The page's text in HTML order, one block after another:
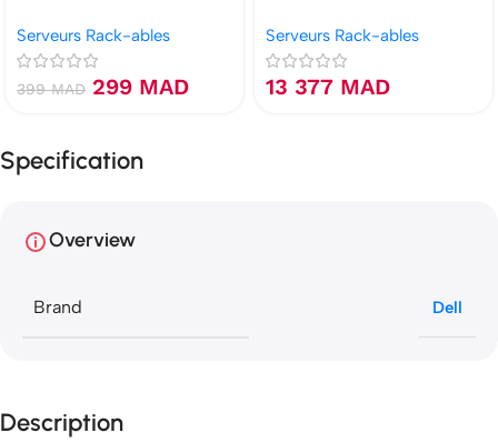
Serveurs Rack-ables
399MAD 299 MAD
E208i-a SR
Serveurs Rack-ables
13 377 MAD
Specification
Overview
Brand Dell
Description